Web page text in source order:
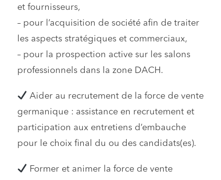
et fournisseurs,
– pour l’acquisition de société afin de traiter
les aspects stratégiques et commerciaux,
– pour la prospection active sur les salons
professionnels dans la zone DACH.
Aider au recrutement de la force de vente
germanique : assistance en recrutement et
participation aux entretiens d’embauche
pour le choix final du ou des candidats(es).
Former et animer la force de vente